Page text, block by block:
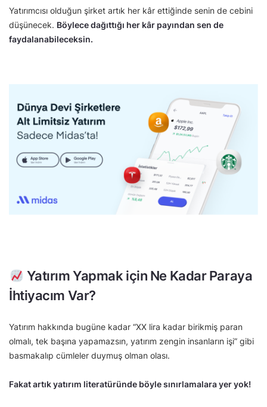
Yatırımcısı olduğun şirket artık her kâr ettiğinde senin de cebini
düşünecek. Böylece dağıttığı her kâr payından sen de
faydalanabileceksin.
Yatırım Yapmak için Ne Kadar Paraya
İhtiyacım Var?
Yatırım hakkında bugüne kadar “XX lira kadar birikmiş paran
olmalı, tek başına yapamazsın, yatırım zengin insanların işi” gibi
basmakalıp cümleler duymuş olman olası.
Fakat artık yatırım literatüründe böyle sınırlamalara yer yok!